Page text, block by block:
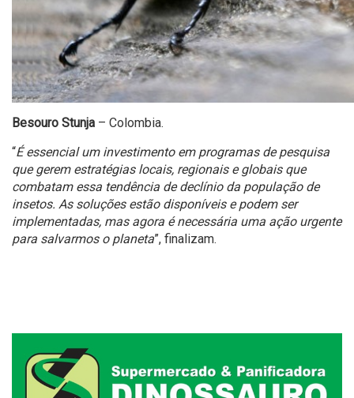
Besouro Stunja – Colombia.
“É essencial um investimento em programas de pesquisa
que gerem estratégias locais, regionais e globais que
combatam essa tendência de declínio da população de
insetos. As soluções estão disponíveis e podem ser
implementadas, mas agora é necessária uma ação urgente
para salvarmos o planeta”, finalizam.